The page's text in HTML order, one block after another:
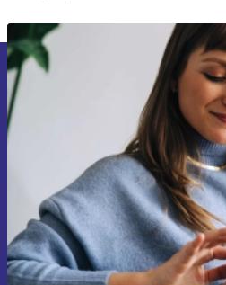
Meld je aan voor
ontvang €15
Mis nooit meer een
Voucher
Informatie over het gebruik van
privacybeleid.